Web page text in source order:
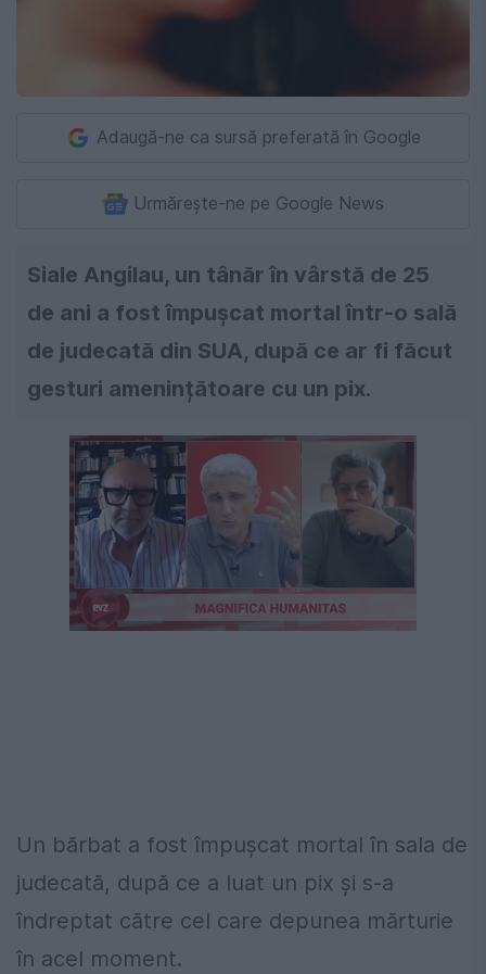
Adaugă-ne ca sursă preferată în Google
Urmărește-ne pe Google News
Siale Angilau, un tânăr în vârstă de 25
de ani a fost împușcat mortal într-o sală
de judecată din SUA, după ce ar fi făcut
gesturi amenințătoare cu un pix.
Un bărbat a fost împușcat mortal în sala de
judecată, după ce a luat un pix și s-a
îndreptat către cel care depunea mărturie
în acel moment.